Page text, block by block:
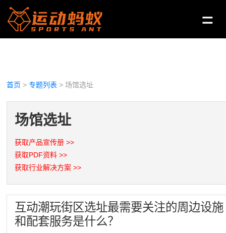
首页 >专题列表 > 场馆选址
场馆选址
获取产品宣传册 >>
获取PDF资料 >>
获取行业解决方案 >>
互动潮玩街区选址最需要关注的周边设施
和配套服务是什么？